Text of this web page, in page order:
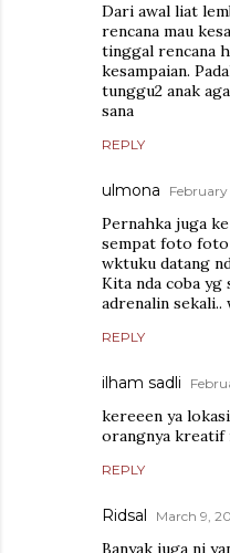
Dari awal liat
rencana mau
tinggal rencana
kesampaian.
tunggu2 anak
sana
REPLY
ulmona February
Pernahka juga
sempat foto foto
wktuku datang
Kita nda coba yg
adrenalin
REPLY
ilham sadli
kereeen ya
orangnya kreatif
REPLY
Ridsal March 9,
Banyak juga ni